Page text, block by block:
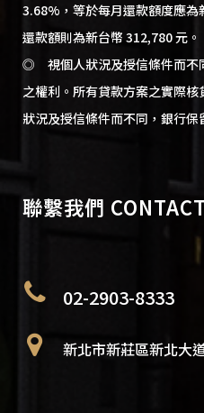
3.68%，等於每月還款額度應為
還款額則為新台幣 312,780 元。
◎ 視個人狀況及授信條件而不
之權利。所有貸款方案之實際
狀況及授信條件而不同，銀行保
聯繫我們
02-2903-8333
新北市新莊區新北大